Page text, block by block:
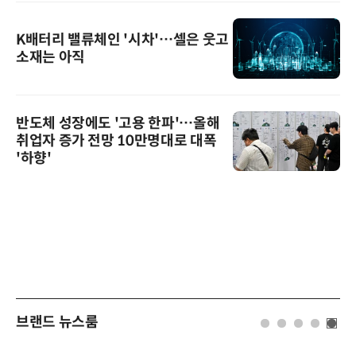
K배터리 밸류체인 '시차'…셀은 웃고
소재는 아직
반도체 성장에도 '고용 한파'…올해
취업자 증가 전망 10만명대로 대폭
'하향'
브랜드 뉴스룸